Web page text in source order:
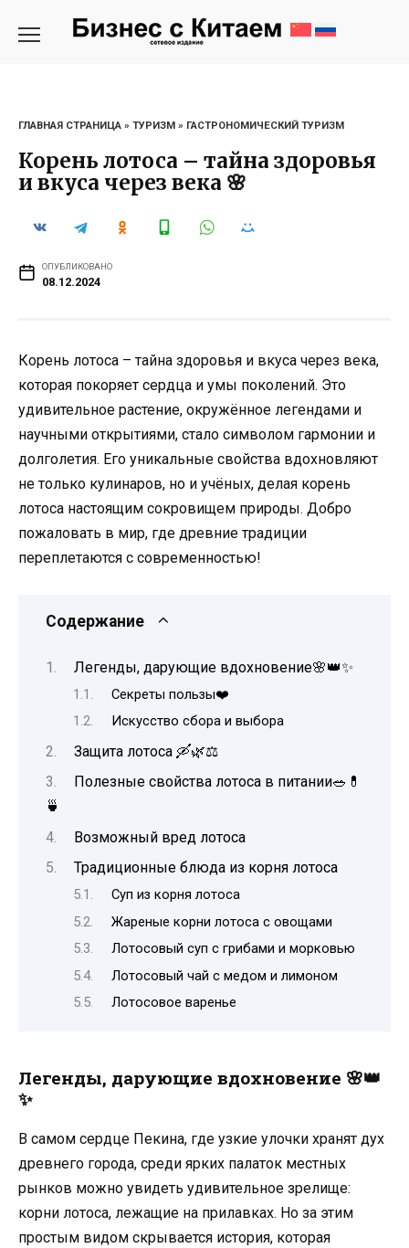
ГЛАВНАЯ СТРАНИЦА » ТУРИЗМ » ГАСТРОНОМИЧЕСКИЙ ТУРИЗМ
Корень лотоса – тайна здоровья
и вкуса через века 🌸
ОПУБЛИКОВАНО
08.12.2024
Корень лотоса – тайна здоровья и вкуса через века,
которая покоряет сердца и умы поколений. Это
удивительное растение, окружённое легендами и
научными открытиями, стало символом гармонии и
долголетия. Его уникальные свойства вдохновляют
не только кулинаров, но и учёных, делая корень
лотоса настоящим сокровищем природы. Добро
пожаловать в мир, где древние традиции
переплетаются с современностью!
Содержание
Легенды, дарующие вдохновение🌸👑✨
Секреты пользы❤️
Искусство сбора и выбора
Защита лотоса 🛶🌿⚖️
Полезные свойства лотоса в питании🥗💊
🍵
Возможный вред лотоса
Традиционные блюда из корня лотоса
Суп из корня лотоса
Жареные корни лотоса с овощами
Лотосовый суп с грибами и морковью
Лотосовый чай с медом и лимоном
Лотосовое варенье
Легенды, дарующие вдохновение 🌸👑
✨
В самом сердце Пекина, где узкие улочки хранят дух
древнего города, среди ярких палаток местных
рынков можно увидеть удивительное зрелище:
корни лотоса, лежащие на прилавках. Но за этим
простым видом скрывается история, которая